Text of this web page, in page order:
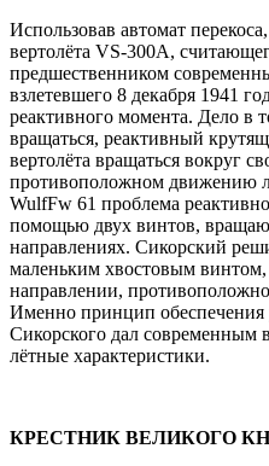
Использовав автомат
вертолёта VS-300A,
предшественником
взлетевшего 8 декабря 1941
реактивного момента. Дело в
вращаться, реактивный
вертолёта вращаться вокруг
противоположном движению
WulfFw 61 проблема
помощью двух винтов,
направлениях. Сикорский
маленьким хвостовым
направлении,
Именно принцип
Сикорского дал современным
лётные характеристики.
КРЕСТНИК ВЕЛИКОГО